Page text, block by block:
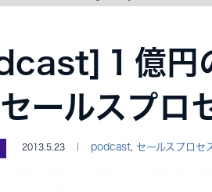
１億円
ールスプロ
2013.5.23 ｜ podcast セールスプロセ